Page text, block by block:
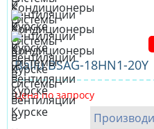
Ballu BSAG-18HN1-20Y
Цена по запросу